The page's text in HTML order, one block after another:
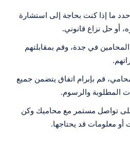
ما إذا كنت بحاجة إلى استشارة
أو حل نزاع قانوني.
في جدة، وقم بمقابلتهم
قم بإبرام اتفاق يتضمن جميع
المطلوبة والرسوم.
تواصل مستمر مع محاميك وكن
أو معلومات قد يحتاجها.